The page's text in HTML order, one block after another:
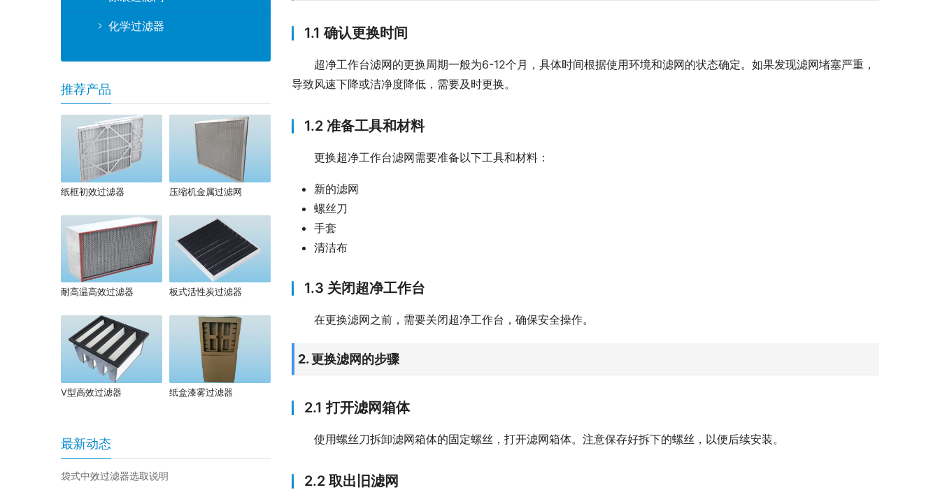
1.1 确认更换时间
超净工作台滤网的更换周期一般为6-12个月，具体时间根据使用环境和滤网的状态确定。如果发现滤网堵塞严重，
导致风速下降或洁净度降低，需要及时更换。
1.2 准备工具和材料
更换超净工作台滤网需要准备以下工具和材料：
新的滤网
螺丝刀
手套
清洁布
1.3 关闭超净工作台
在更换滤网之前，需要关闭超净工作台，确保安全操作。
2. 更换滤网的步骤
2.1 打开滤网箱体
使用螺丝刀拆卸滤网箱体的固定螺丝，打开滤网箱体。注意保存好拆下的螺丝，以便后续安装。
2.2 取出旧滤网
化学过滤器
推荐产品
纸框初效过滤器 压缩机金属过滤网
耐高温高效过滤器 板式活性炭过滤器
V型高效过滤器 纸盒漆雾过滤器
最新动态
袋式中效过滤器选取说明